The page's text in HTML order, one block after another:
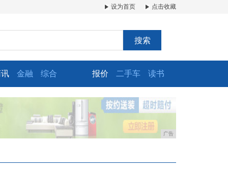
设为首页 点击收藏
搜索
金融 综合 报价 二手车 读书
广告